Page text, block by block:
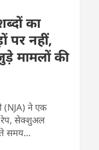
का
पर नहीं,
मामलों की
(NJA) ने एक
रेप, सेक्शुअल
समय…